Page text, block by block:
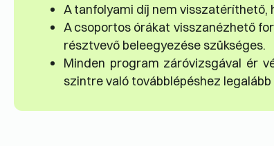
A tanfolyami díj nem visszatéríthető,
A csoportos órákat visszanézhető
résztvevő beleegyezése szükséges.
Minden program záróvizsgával ér
szintre való továbblépéshez